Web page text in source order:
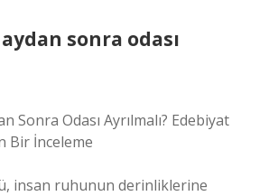
sonra odası
Sonra Odası Ayrılmalı? Edebiyat
Bir İnceleme
insan ruhunun derinliklerine